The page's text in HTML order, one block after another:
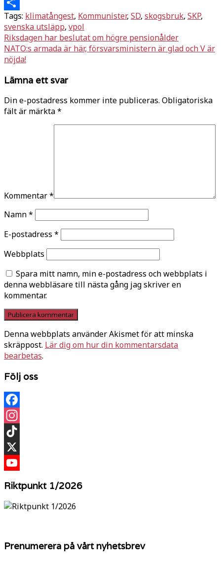
Twitter
Dela
Tags: klimatångest, Kommunister, SD, skogsbruk, SKP,
svenska utsläpp, vpol
Inläggsnavigering
Riksdagen har beslutat om högre pensionålder
NATO:s armada är här, försvarsministern är glad och V är
nöjda!
Lämna ett svar
Din e-postadress kommer inte publiceras. Obligatoriska
fält är märkta*
Kommentar*
Namn*
E-postadress *
Webbplats
Spara mitt namn, min e-postadress och webbplats i
denna webbläsare till nästa gång jag skriver en
kommentar.
Denna webbplats använder Akismet för att minska
skräppost. Lär dig om hur din kommentarsdata
bearbetas.
Följ oss
Facebook
Instagram
TikTok
X
Riktpunkt 1/2026
Prenumerera på vårt nyhetsbrev